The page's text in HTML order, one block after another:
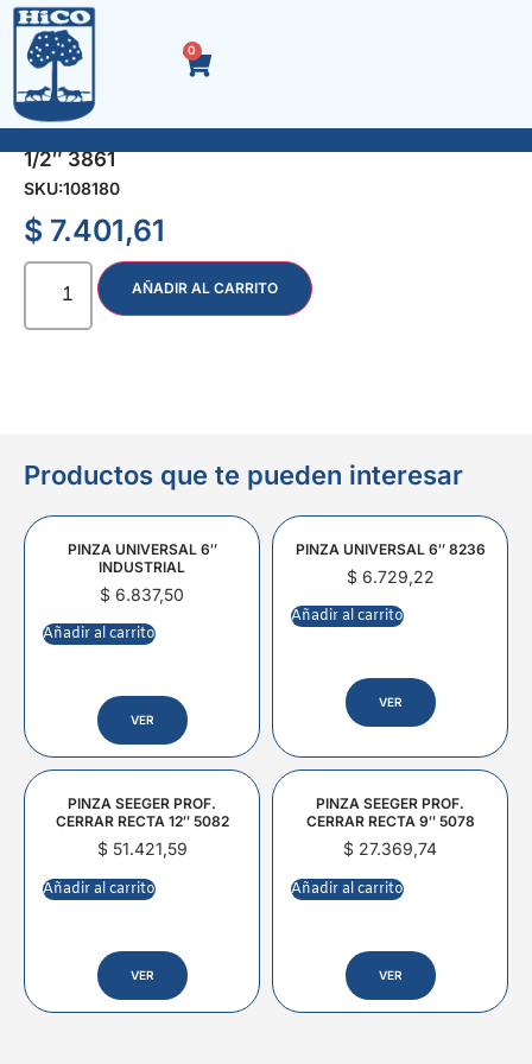
0
TUBO PUNTA MULTIESTRIA M 6 x 100 mm. ENC.
1/2″ 3861
SKU:108180
$ 7.401,61
AÑADIR AL CARRITO
Productos que te pueden interesar
PINZA UNIVERSAL 6″
INDUSTRIAL
$ 6.837,50
Añadir al carrito
VER
PINZA UNIVERSAL 6″ 8236
$6.729,22
Añadir al carrito
VER
PINZA SEEGER PROF.
CERRAR RECTA 12″ 5082
$51.421,59
Añadir al carrito
VER
PINZA SEEGER PROF.
CERRAR RECTA 9″ 5078
$ 27.369,74
Añadir al carrito
VER